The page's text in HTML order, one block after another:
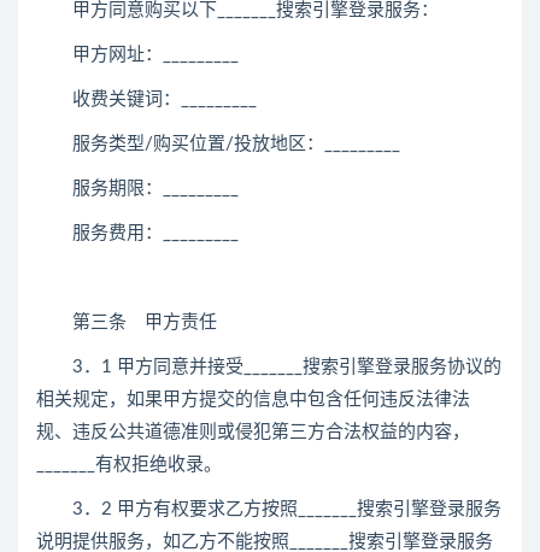
甲方同意购买以下_______搜索引擎登录服务：
甲方网址：_________
收费关键词：_________
服务类型/购买位置/投放地区：_________
服务期限：_________
服务费用：_________
第三条 甲方责任
3．1 甲方同意并接受_______搜索引擎登录服务协议的
相关规定，如果甲方提交的信息中包含任何违反法律法
规、违反公共道德准则或侵犯第三方合法权益的内容，
_______有权拒绝收录。
3．2 甲方有权要求乙方按照_______搜索引擎登录服务
说明提供服务，如乙方不能按照_______搜索引擎登录服务